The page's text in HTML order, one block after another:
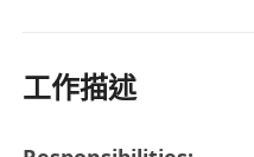
工作描述